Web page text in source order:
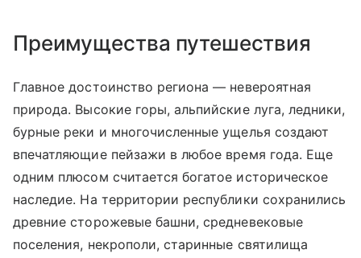
Преимущества путешествия
Главное достоинство региона — невероятная
природа. Высокие горы, альпийские луга, ледники,
бурные реки и многочисленные ущелья создают
впечатляющие пейзажи в любое время года. Еще
одним плюсом считается богатое историческое
наследие. На территории республики сохранились
древние сторожевые башни, средневековые
поселения, некрополи, старинные святилища